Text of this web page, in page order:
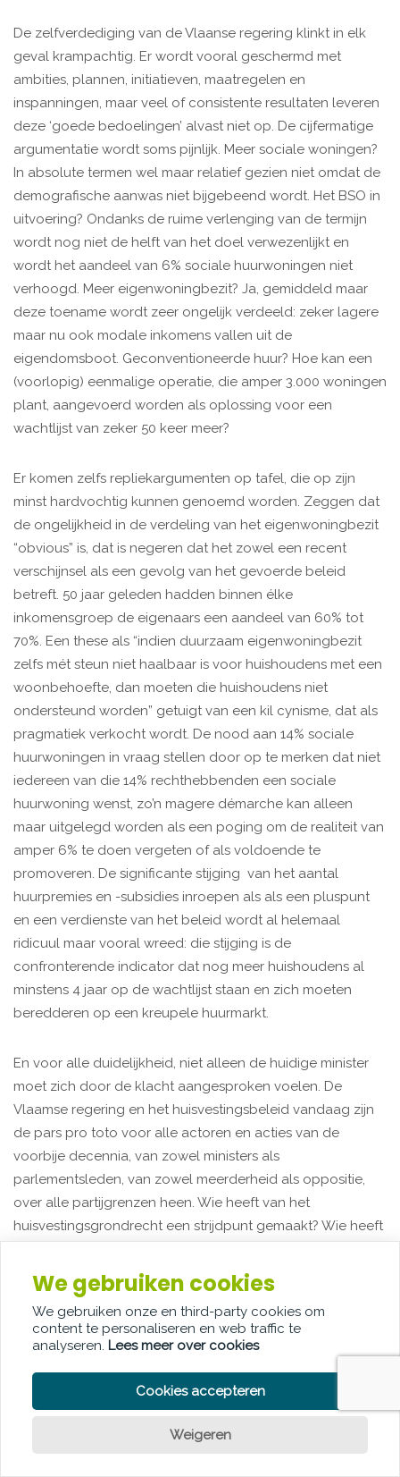
De zelfverdediging van de Vlaanse regering klinkt in elk
geval krampachtig. Er wordt vooral geschermd met
ambities, plannen, initiatieven, maatregelen en
inspanningen, maar veel of consistente resultaten leveren
deze ‘goede bedoelingen’ alvast niet op. De cijfermatige
argumentatie wordt soms pijnlijk. Meer sociale woningen?
In absolute termen wel maar relatief gezien niet omdat de
demografische aanwas niet bijgebeend wordt. Het BSO in
uitvoering? Ondanks de ruime verlenging van de termijn
wordt nog niet de helft van het doel verwezenlijkt en
wordt het aandeel van 6% sociale huurwoningen niet
verhoogd. Meer eigenwoningbezit? Ja, gemiddeld maar
deze toename wordt zeer ongelijk verdeeld: zeker lagere
maar nu ook modale inkomens vallen uit de
eigendomsboot. Geconventioneerde huur? Hoe kan een
(voorlopig) eenmalige operatie, die amper 3.000 woningen
plant, aangevoerd worden als oplossing voor een
wachtlijst van zeker 50 keer meer?
Er komen zelfs repliekargumenten op tafel, die op zijn
minst hardvochtig kunnen genoemd worden. Zeggen dat
de ongelijkheid in de verdeling van het eigenwoningbezit
“obvious” is, dat is negeren dat het zowel een recent
verschijnsel als een gevolg van het gevoerde beleid
betreft. 50 jaar geleden hadden binnen élke
inkomensgroep de eigenaars een aandeel van 60% tot
70%. Een these als “indien duurzaam eigenwoningbezit
zelfs mét steun niet haalbaar is voor huishoudens met een
woonbehoefte, dan moeten die huishoudens niet
ondersteund worden” getuigt van een kil cynisme, dat als
pragmatiek verkocht wordt. De nood aan 14% sociale
huurwoningen in vraag stellen door op te merken dat niet
iedereen van die 14% rechthebbenden een sociale
huurwoning wenst, zo’n magere démarche kan alleen
maar uitgelegd worden als een poging om de realiteit van
amper 6% te doen vergeten of als voldoende te
promoveren. De significante stijging van het aantal
huurpremies en -subsidies inroepen als als een pluspunt
en een verdienste van het beleid wordt al helemaal
ridicuul maar vooral wreed: die stijging is de
confronterende indicator dat nog meer huishoudens al
minstens 4 jaar op de wachtlijst staan en zich moeten
beredderen op een kreupele huurmarkt.
En voor alle duidelijkheid, niet alleen de huidige minister
moet zich door de klacht aangesproken voelen. De
Vlaamse regering en het huisvestingsbeleid vandaag zijn
de pars pro toto voor alle actoren en acties van de
voorbije decennia, van zowel ministers als
parlementsleden, van zowel meerderheid als oppositie,
over alle partijgrenzen heen. Wie heeft van het
huisvestingsgrondrecht een strijdpunt gemaakt? Wie heeft
De lofzang van het beleid pro vrije wil en keuze heeft de
markt en de lokale overheid vrij spel gegeven maar de
woonsituatie van huishoudens met lagere en modale
inkomens niet verbeterd, integendeel. Die klacht als
ideologisch wegwimpelen, maar doen alsof de (inefficiënt
legitiem, niét ideologisch is, dat getuigt van onwil. Dat
We gebruiken cookies
We gebruiken onze en third-party cookies om
content te personaliseren en web traffic te
analyseren. Lees meer over cookies
Cookies accepteren
Weigeren